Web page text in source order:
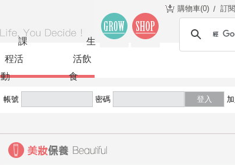
購物車(0) 訂
課
程活
動
生
活飲
食
帳號 密碼 登入